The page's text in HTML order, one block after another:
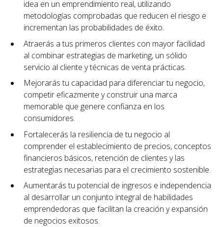
idea en un emprendimiento real, utilizando
metodologías comprobadas que reducen el riesgo e
incrementan las probabilidades de éxito.
Atraerás a tus primeros clientes con mayor facilidad
al combinar estrategias de marketing, un sólido
servicio al cliente y técnicas de venta prácticas.
Mejorarás tu capacidad para diferenciar tu negocio,
competir eficazmente y construir una marca
memorable que genere confianza en los
consumidores.
Fortalecerás la resiliencia de tu negocio al
comprender el establecimiento de precios, conceptos
financieros básicos, retención de clientes y las
estrategias necesarias para el crecimiento sostenible.
Aumentarás tu potencial de ingresos e independencia
al desarrollar un conjunto integral de habilidades
emprendedoras que facilitan la creación y expansión
de negocios exitosos.